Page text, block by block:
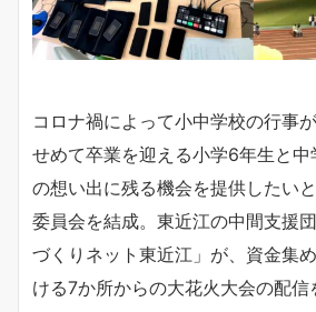
コロナ禍によって小中学校の行事
せめて卒業を迎える小学6年生と中
の想い出に残る機会を提供したい
委員会を結成。東近江の中間支援
づくりネット東近江」が、資金集
ける7か所からの大花火大会の配信